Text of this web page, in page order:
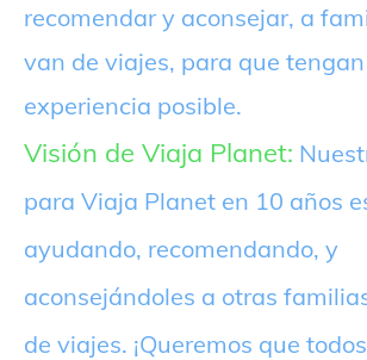
recomendar y aconsejar, a
van de viajes, para que
experiencia posible.
Visión de Viaja Planet:
para Viaja Planet en 10 años
ayudando, recomendando, y
aconsejándoles a otras
de viajes. ¡Queremos que